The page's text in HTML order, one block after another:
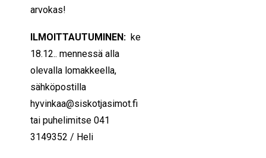
arvokas!
ILMOITTAUTUMINEN: ke
18.12.. mennessä alla
olevalla lomakkeella,
sähköpostilla
hyvinkaa@siskotjasimot.fi
tai puhelimitse 041
3149352 / Heli